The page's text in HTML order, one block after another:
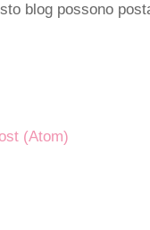
blog possono
(Atom)